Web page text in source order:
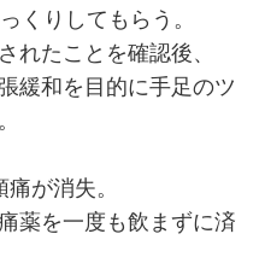
くりしてもらう。
れたことを確認後、
緩和を目的に手足のツ
が消失。
薬を一度も飲まずに済